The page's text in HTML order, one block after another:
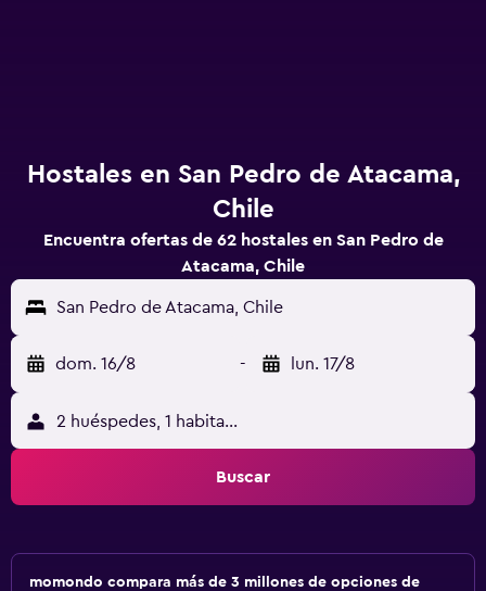
Hostales en San Pedro de Atacama,
Chile
Encuentra ofertas de 62 hostales en San Pedro de
Atacama, Chile
San Pedro de Atacama, Chile
dom. 16/8 - lun. 17/8
2 huéspedes, 1 habitación
Buscar
momondo compara más de 3 millones de opciones de